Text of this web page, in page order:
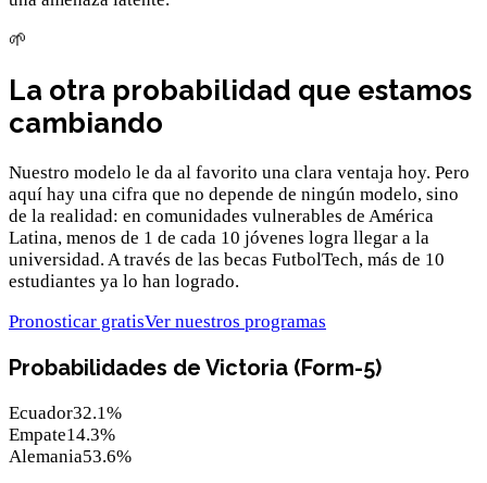
🌱
La otra probabilidad que estamos
cambiando
Nuestro modelo le da al favorito una clara ventaja hoy. Pero
aquí hay una cifra que no depende de ningún modelo, sino
de la realidad: en comunidades vulnerables de América
Latina, menos de 1 de cada 10 jóvenes logra llegar a la
universidad. A través de las becas FutbolTech, más de 10
estudiantes ya lo han logrado.
Pronosticar gratisVer nuestros programas
Probabilidades de Victoria (Form-5)
Ecuador32.1%
Empate14.3%
Alemania53.6%